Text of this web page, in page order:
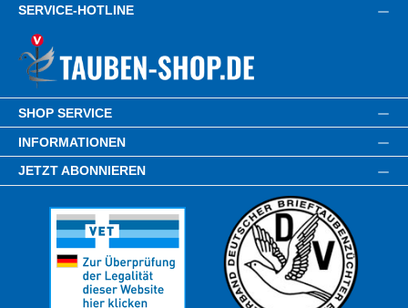
SERVICE-HOTLINE
SHOP SERVICE
INFORMATIONEN
JETZT ABONNIEREN